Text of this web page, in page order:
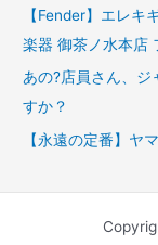
【Fender】エレキ
楽器 御茶ノ水本店
あの?店員さん、
すか？
【永遠の定番】ヤ